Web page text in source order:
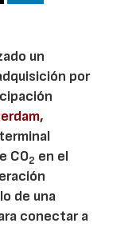
un
por
,
CO2 en el
de una
conectar a